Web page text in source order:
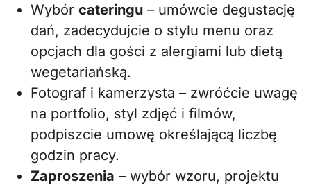
Wybór cateringu – umówcie degustację
dań, zadecydujcie o stylu menu oraz
opcjach dla gości z alergiami lub dietą
wegetariańską.
Fotograf i kamerzysta – zwróćcie uwagę
na portfolio, styl zdjęć i filmów,
podpiszcie umowę określającą liczbę
godzin pracy.
Zaproszenia – wybór wzoru, projektu